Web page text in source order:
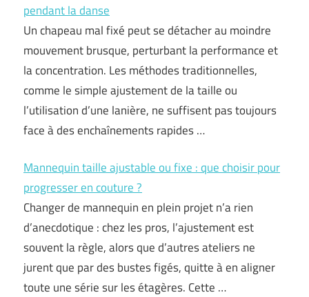
pendant la danse
Un chapeau mal fixé peut se détacher au moindre
mouvement brusque, perturbant la performance et
la concentration. Les méthodes traditionnelles,
comme le simple ajustement de la taille ou
l’utilisation d’une lanière, ne suffisent pas toujours
face à des enchaînements rapides …
Mannequin taille ajustable ou fixe : que choisir pour
progresser en couture ?
Changer de mannequin en plein projet n’a rien
d’anecdotique : chez les pros, l’ajustement est
souvent la règle, alors que d’autres ateliers ne
jurent que par des bustes figés, quitte à en aligner
toute une série sur les étagères. Cette …